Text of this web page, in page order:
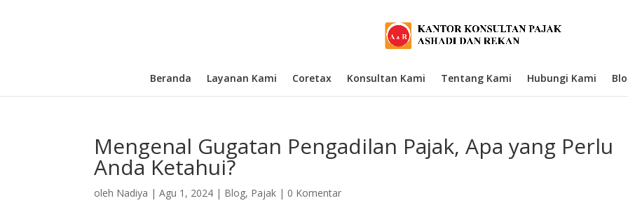
Beranda Layanan Kami Coretax Konsultan Kami Tentang Kami Hubungi Kami
Mengenal Gugatan Pengadilan Pajak, Apa yang Perlu
Anda Ketahui?
oleh Nadiya |Agu 1, 2024 | Blog, Pajak | 0 Komentar